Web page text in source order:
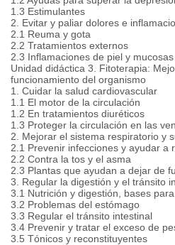
1.3 Estimulantes
2. Evitar y paliar dolores e
2.1 Reuma y gota
2.2 Tratamientos externos
2.3 Inflamaciones de piel y mucosas
Unidad didáctica 3. Fitoterapia:
funcionamiento del organismo
1. Cuidar la salud cardiovascular
1.1 El motor de la circulación
1.2 En tratamientos diuréticos
1.3 Proteger la circulación en las
2. Mejorar el sistema respiratorio y
2.1 Prevenir infecciones y ayudar a
2.2 Contra la tos y el asma
2.3 Plantas que ayudan a dejar de
3. Regular la digestión y el tránsito
3.1 Nutrición y digestión, bases
3.2 Problemas del estómago
3.3 Regular el tránsito intestinal
3.4 Prevenir y tratar el exceso de
3.5 Tónicos y reconstituyentes